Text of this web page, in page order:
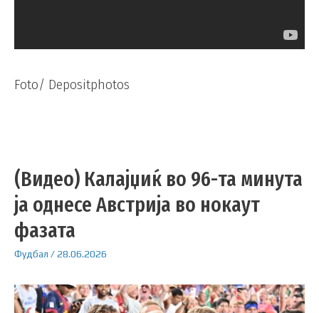
Foto/ Depositphotos
(Видео) Калајџиќ во 96-та минута
ја однесе Австрија во нокаут
фазата
Фудбал /28.06.2026